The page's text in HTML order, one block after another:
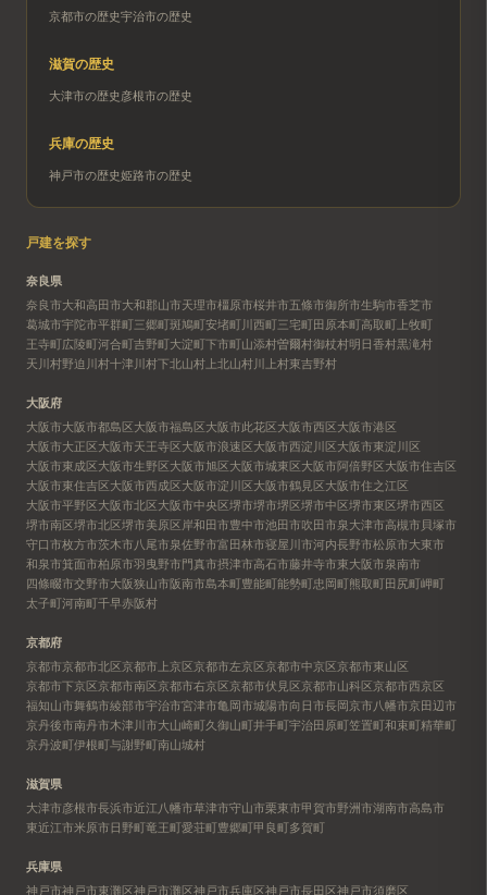
京都市の歴史宇治市の歴史
滋賀の歴史
大津市の歴史 彦根市の歴史
兵庫の歴史
神戸市の歴史姫路市の歴史
戸建を探す
奈良県
奈良市大和高田市大和郡山市天理市橿原市桜井市五條市御所市生駒市香芝市
葛城市宇陀市平群町三郷町斑鳩町安堵町川西町三宅町田原本町高取町 上牧町
王寺町広陵町河合町吉野町大淀町下市町山添村曽爾村御杖村明日香村黒滝村
天川村野迫川村十津川村下北山村 上北山村川上村東吉野村
大阪府
大阪市大阪市都島区大阪市福島区大阪市此花区大阪市西区大阪市港区
大阪市大正区大阪市天王寺区大阪市浪速区大阪市西淀川区大阪市東淀川区
大阪市東成区大阪市生野区大阪市旭区大阪市城東区大阪市阿倍野区大阪市住吉区
大阪市東住吉区大阪市西成区大阪市淀川区大阪市鶴見区大阪市住之江区
大阪市平野区大阪市北区大阪市中央区堺市堺市堺区堺市中区堺市東区堺市西区
堺市南区堺市北区堺市美原区岸和田市豊中市池田市吹田市泉大津市高槻市 貝塚市
守口市枚方市茨木市八尾市泉佐野市富田林市寝屋川市河内長野市松原市大東市
和泉市箕面市柏原市羽曳野市門真市摂津市高石市藤井寺市東大阪市泉南市
四條畷市交野市大阪狭山市阪南市島本町豊能町能勢町忠岡町熊取町田尻町岬町
太子町河南町千早赤阪村
京都府
京都市京都市北区京都市上京区京都市左京区京都市中京区京都市東山区
京都市下京区京都市南区京都市右京区京都市伏見区京都市山科区京都市西京区
福知山市舞鶴市綾部市宇治市宮津市亀岡市城陽市向日市長岡京市八幡市京田辺市
京丹後市南丹市木津川市大山崎町久御山町井手町宇治田原町笠置町和束町精華町
京丹波町伊根町与謝野町南山城村
滋賀県
大津市彦根市長浜市近江八幡市草津市守山市栗東市甲賀市野洲市湖南市高島市
東近江市米原市日野町竜王町愛荘町豊郷町甲良町多賀町
兵庫県
神戸市神戸市東灘区神戸市灘区神戸市兵庫区神戸市長田区神戸市須磨区